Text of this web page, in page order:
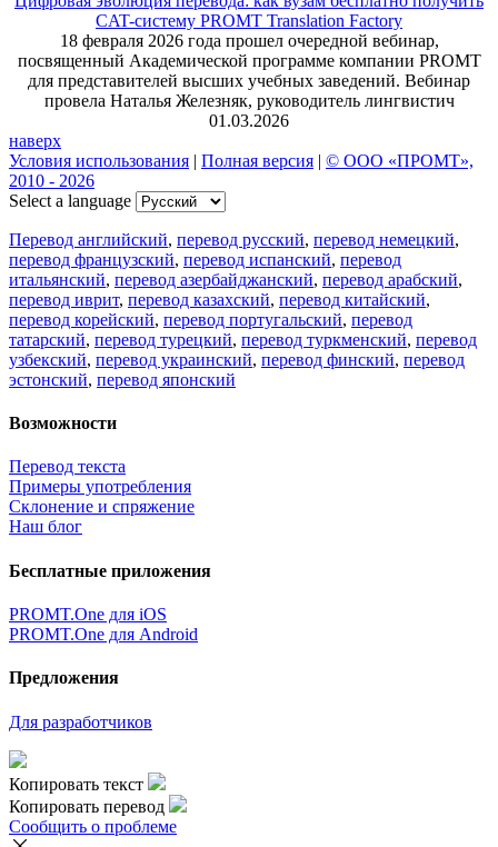
CAT-систему PROMT Translation Factory
18 февраля 2026 года прошел очередной вебинар,
посвященный Академической программе компании PROMT
для представителей высших учебных заведений. Вебинар
провела Наталья Железняк, руководитель лингвистич
01.03.2026
наверх
Условия использования | Полная версия | © ООО «ПРОМТ»,
2010 - 2026
Select a language
Перевод английский, перевод русский, перевод немецкий,
перевод французский, перевод испанский, перевод
итальянский, перевод азербайджанский, перевод арабский,
перевод иврит, перевод казахский, перевод китайский,
перевод корейский, перевод португальский, перевод
татарский, перевод турецкий, перевод туркменский, перевод
узбекский, перевод украинский, перевод финский, перевод
эстонский, перевод японский
Возможности
Перевод текста
Примеры употребления
Склонение и спряжение
Наш блог
Бесплатные приложения
PROMT.One для iOS
PROMT.One для Android
Предложения
Для разработчиков
Копировать текст
Копировать перевод
Сообщить о проблеме